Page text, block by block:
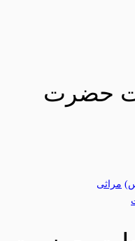
حضرت
مراثی